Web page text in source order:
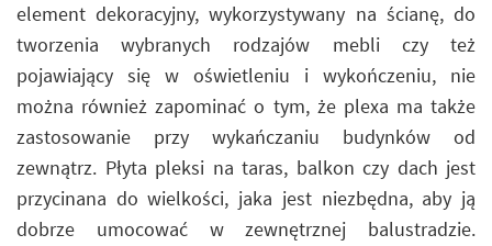
element dekoracyjny, wykorzystywany na ścianę, do
tworzenia wybranych rodzajów mebli czy też
pojawiający się w oświetleniu i wykończeniu, nie
można również zapominać o tym, że plexa ma także
zastosowanie przy wykańczaniu budynków od
zewnątrz. Płyta pleksi na taras, balkon czy dach jest
przycinana do wielkości, jaka jest niezbędna, aby ją
dobrze umocować w zewnętrznej balustradzie.